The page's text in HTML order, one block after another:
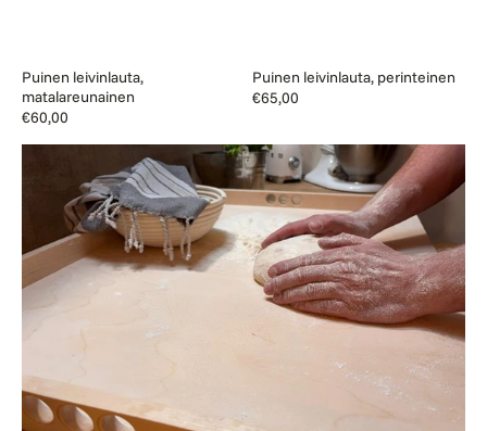
Puinen leivinlauta,
matalareunainen
Normaalihinta
€60,00
Puinen leivinlauta, perinteinen
Normaalihinta
€65,00